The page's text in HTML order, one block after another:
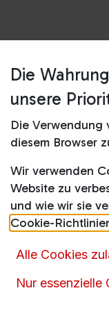
Shop
WZ20400
69,90 € inkl.
Artikelnummer :
Produktkategorie
Die
unsere
Die Verwendung
diesem Browser
Wir verwenden
Website zu
und wie wir sie
Cookie-
Alle Cookies
Nur essenzielle